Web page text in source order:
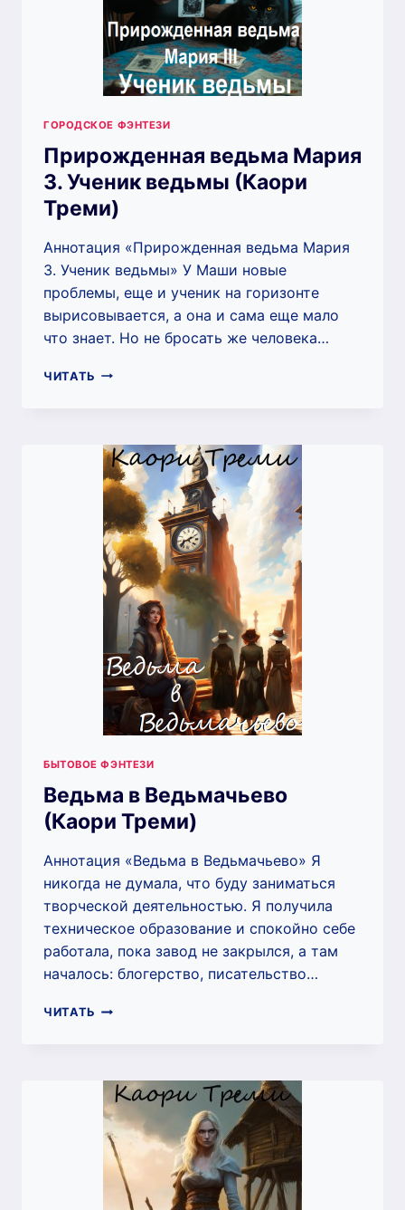
ГОРОДСКОЕ ФЭНТЕЗИ
Прирожденная ведьма Мария
3. Ученик ведьмы (Каори
Треми)
Аннотация «Прирожденная ведьма Мария
3. Ученик ведьмы» У Маши новые
проблемы, еще и ученик на горизонте
вырисовывается, а она и сама еще мало
что знает. Но не бросать же человека…
ЧИТАТЬ ПРИРОЖДЕННАЯ
УЧЕНИК
ВЕДЬМЫ
(КАОРИ
ТРЕМИ)
БЫТОВОЕ ФЭНТЕЗИ
Ведьма в Ведьмачьево
(Каори Треми)
Аннотация «Ведьма в Ведьмачьево» Я
никогда не думала, что буду заниматься
творческой деятельностью. Я получила
техническое образование и спокойно себе
работала, пока завод не закрылся, а там
началось: блогерство, писательство…
ЧИТАТЬ ВЕДЬМА
ТРЕМИ)